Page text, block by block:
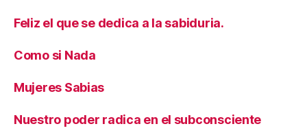
Feliz el que se dedica a la sabiduria.
Como si Nada
Mujeres Sabias
Nuestro poder radica en el subconsciente